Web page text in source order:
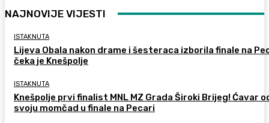
NAJNOVIJE VIJESTI
ISTAKNUTA
Lijeva Obala nakon drame i šesteraca izborila finale na
čeka je Knešpolje
ISTAKNUTA
Knešpolje prvi finalist MNL MZ Grada Široki Brijeg! Ćavar
svoju momčad u finale na Pecari